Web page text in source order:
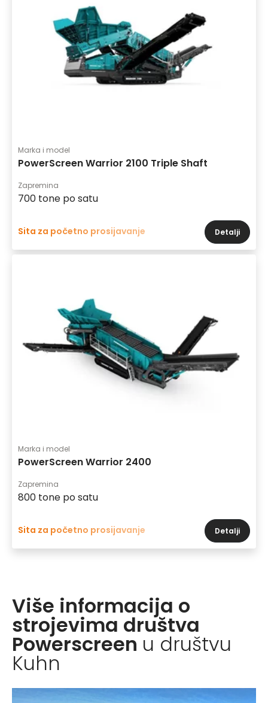
Marka i model
PowerScreen Warrior 2100 Triple Shaft
Zapremina
700 tone po satu
Sita za početno prosijavanje Detalji
Marka i model
PowerScreen Warrior 2400
Zapremina
800 tone po satu
Sita za početno prosijavanje Detalji
Više informacija o
strojevima društva
Powerscreen u društvu
Kuhn